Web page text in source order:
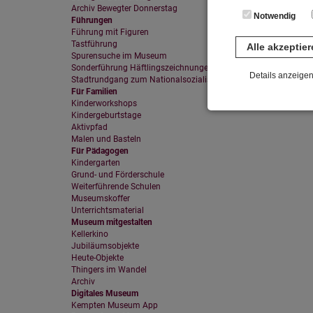
Notwendig
Alle
Details anzeigen
Archiv Bewegter Donnerstag
Führungen
Führung mit Figuren
Tastführung
Spurensuche im Museum
Sonderführung Häftlingszeichnungen
Stadtrundgang zum Nationalsozialismus in Kempten
Für Familien
Kinderworkshops
Kindergeburtstage
Aktivpfad
Malen und Basteln
Für Pädagogen
Kindergarten
Grund- und Förderschule
Weiterführende Schulen
Museumskoffer
Unterrichtsmaterial
Museum mitgestalten
Kellerkino
Jubiläumsobjekte
Heute-Objekte
Thingers im Wandel
Archiv
Digitales Museum
Kempten Museum App